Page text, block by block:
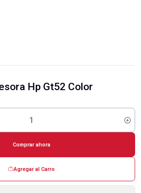
Hp Gt52 Color
Agregar al Carro
Comprar ahora